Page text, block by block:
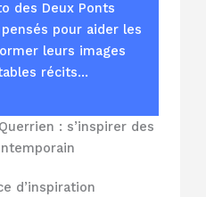
des Deux Ponts
pour aider les
leurs images
récits…
: s’inspirer des
d’inspiration